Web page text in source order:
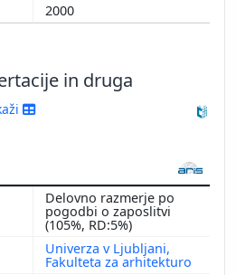
2000
in druga
Delovno razmerje po
pogodbi o zaposlitvi
(105%, RD:5%)
Univerza v Ljubljani,
Fakulteta za arhitekturo